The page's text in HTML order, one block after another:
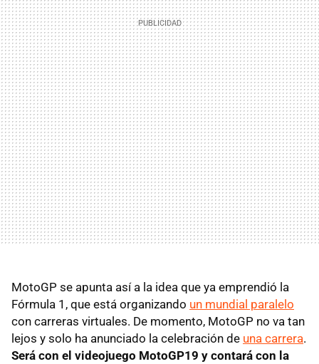
MotoGP se apunta así a la idea que ya emprendió la
Fórmula 1, que está organizando un mundial paralelo
con carreras virtuales. De momento, MotoGP no va tan
lejos y solo ha anunciado la celebración de una carrera.
Será con el videojuego MotoGP19 y contará con la